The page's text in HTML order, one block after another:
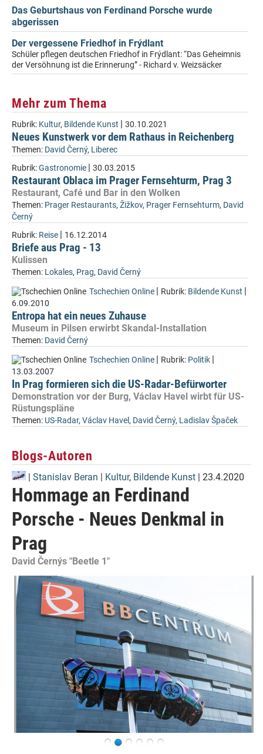
Das Geburtshaus von Ferdinand Porsche wurde
abgerissen
Der vergessene Friedhof in Frýdlant
Schüler pflegen deutschen Friedhof in Frýdlant: “Das Geheimnis
der Versöhnung ist die Erinnerung” - Richard v. Weizsäcker
Mehr zum Thema
Rubrik: Kultur, Bildende Kunst | 30.10.2021
Neues Kunstwerk vor dem Rathaus in Reichenberg
Themen: David Černý, Liberec
Rubrik:Gastronomie | 30.03.2015
Restaurant Oblaca im Prager Fernsehturm, Prag 3
Restaurant, Café und Bar in den Wolken
Themen: Prager Restaurants, Žižkov, Prager Fernsehturm, David
Černý
Rubrik: Reise | 16.12.2014
Briefe aus Prag - 13
Kulissen
Themen: Lokales, Prag, David Černý
Tschechien Online | Rubrik: Bildende Kunst |
6.09.2010
Entropa hat ein neues Zuhause
Museum in Pilsen erwirbt Skandal-Installation
Themen: David Černý
Tschechien Online | Rubrik: Politik |
13.03.2007
In Prag formieren sich die US-Radar-Befürworter
Demonstration vor der Burg, Václav Havel wirbt für US-
Rüstungspläne
Themen: US-Radar, Václav Havel, David Černý, Ladislav Špaček
Blogs-Autoren
| Stanislav Beran | Kultur, Bildende Kunst | 23.4.2020
Hommage an Ferdinand
Porsche - Neues Denkmal in
Prag
David Černýs "Beetle 1"